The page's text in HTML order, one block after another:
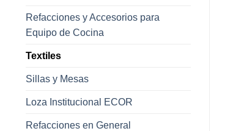
Refacciones y Accesorios para
Equipo de Cocina
Textiles
Sillas y Mesas
Loza Institucional ECOR
Refacciones en General